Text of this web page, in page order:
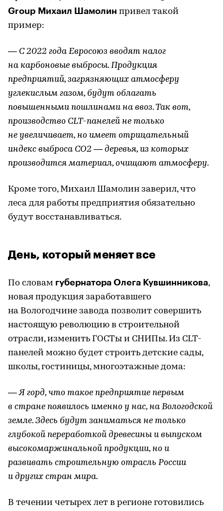
Group Михаил Шамолин привел такой
пример:
— С 2022 года Евросоюз вводят налог
на карбоновые выбросы. Продукция
предприятий, загрязняющих атмосферу
углекислым газом, будут облагать
повышенными пошлинами на ввоз. Так вот,
производство CLT-панелей не только
не увеличивает, но имеет отрицательный
индекс выброса CO2 — деревья, из которых
производится материал, очищают атмосферу.
Кроме того, Михаил Шамолин заверил, что
леса для работы предприятия обязательно
будут восстанавливаться.
День, который меняет все
По словам губернатора Олега Кувшинникова,
новая продукция заработавшего
на Вологодчине завода позволит совершить
настоящую революцию в строительной
отрасли, изменить ГОСТы и СНИПы. Из CLT-
панелей можно будет строить детские сады,
школы, гостиницы, многоэтажные дома:
— Я горд, что такое предприятие первым
в стране появилось именно у нас, на Вологодской
земле. Здесь будут заниматься не только
глубокой переработкой древесины и выпуском
высокомаржинальной продукции, но и
развивать строительную отрасль России
и других стран мира.
В течении четырех лет в регионе готовились